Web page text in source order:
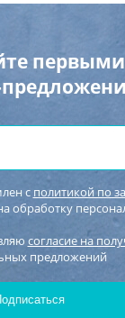
с политикой по
обработку
согласие на
предложений